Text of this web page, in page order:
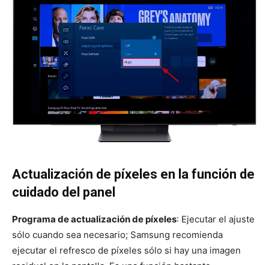
Actualización de píxeles en la función de
cuidado del panel
Programa de actualización de píxeles: Ejecutar el ajuste
sólo cuando sea necesario; Samsung recomienda
ejecutar el refresco de píxeles sólo si hay una imagen